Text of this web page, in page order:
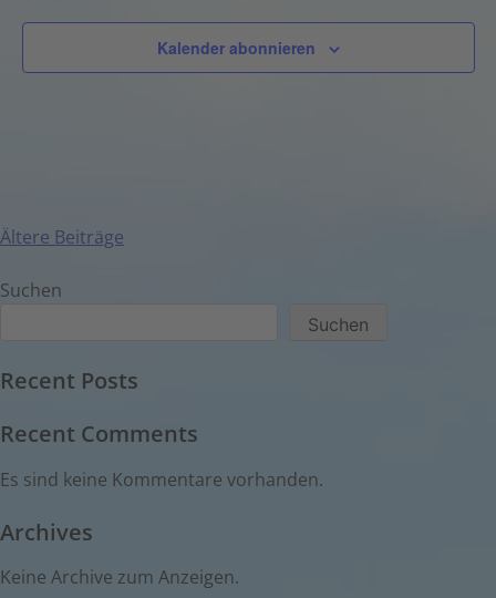
Kalender abonnieren
Ältere Beiträge
Suchen
Suchen
Recent Posts
Recent Comments
Es sind keine Kommentare vorhanden.
Archives
Keine Archive zum Anzeigen.